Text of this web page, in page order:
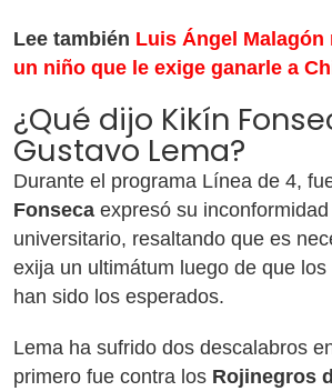
Lee también Luis Ángel
un niño que le exige ganarle a
¿Qué dijo Kikín
Gustavo Lema?
Durante el programa Línea de 4,
Fonseca expresó su
universitario, resaltando que es
exija un ultimátum luego de que
han sido los esperados.
Lema ha sufrido dos descalabros
primero fue contra los Rojinegros